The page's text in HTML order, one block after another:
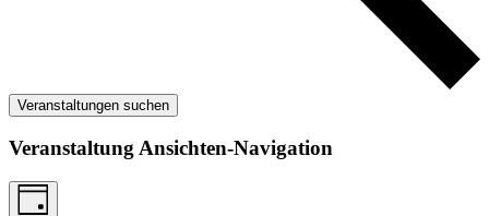
Veranstaltungen suchen
Veranstaltung Ansichten-Navigation